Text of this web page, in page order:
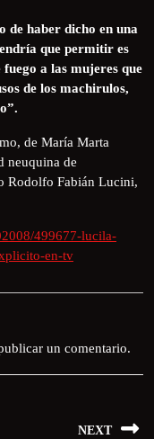
de haber dicho en una
que permitir es
a las mujeres que
de los machirulos,
de María Marta
neuquina de
Rodolfo Fabián Lucini,
499677-lucila-
en-tv
un comentario.
NEXT